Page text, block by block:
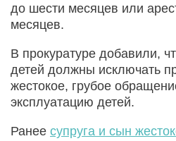
до шести месяцев или
месяцев.
В прокуратуре добавили,
детей должны исключать
жестокое, грубое
эксплуатацию детей.
Ранее супруга и сын